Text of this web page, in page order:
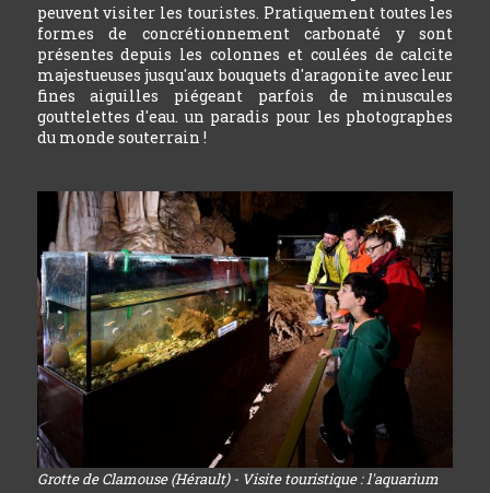
peuvent visiter les touristes. Pratiquement toutes les
formes de concrétionnement carbonaté y sont
présentes depuis les colonnes et coulées de calcite
majestueuses jusqu'aux bouquets d'aragonite avec leur
fines aiguilles piégeant parfois de minuscules
gouttelettes d'eau. un paradis pour les photographes
du monde souterrain !
Grotte de Clamouse (Hérault) - Visite touristique : l'aquarium